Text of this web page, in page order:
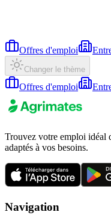
Offres d'emploi
Changer le thème
Offres d'emploi
Trouvez votre emploi idéal
adaptés à vos besoins.
Navigation